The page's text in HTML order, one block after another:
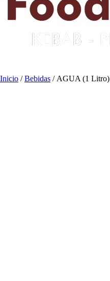
Inicio /Bebidas / AGUA (1 Litro)